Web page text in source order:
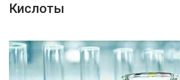
Кислоты